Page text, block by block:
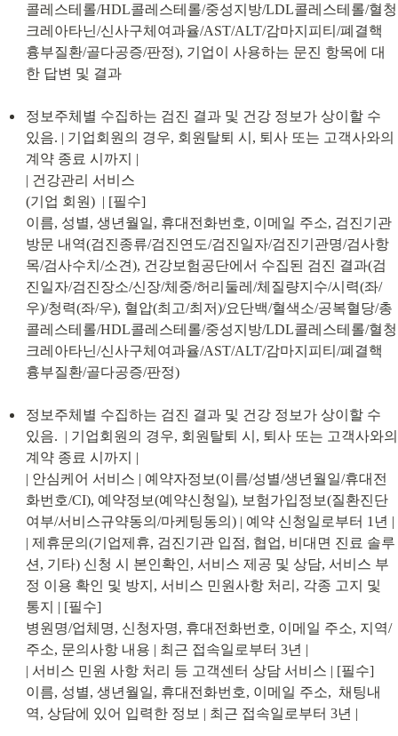
콜레스테롤/HDL콜레스테롤/중성지방/LDL콜레스테롤/혈청
크레아타닌/신사구체여과율/AST/ALT/감마지피티/폐결핵
흉부질환/골다공증/판정), 기업이 사용하는 문진 항목에 대
한 답변 및 결과
정보주체별 수집하는 검진 결과 및 건강 정보가 상이할 수
있음. | 기업회원의 경우, 회원탈퇴 시, 퇴사 또는 고객사와의
계약 종료 시까지 |
| 건강관리 서비스
(기업 회원)  | [필수]
이름, 성별, 생년월일, 휴대전화번호, 이메일 주소, 검진기관
방문 내역(검진종류/검진연도/검진일자/검진기관명/검사항
목/검사수치/소견), 건강보험공단에서 수집된 검진 결과(검
진일자/검진장소/신장/체중/허리둘레/체질량지수/시력(좌/
우)/청력(좌/우), 혈압(최고/최저)/요단백/혈색소/공복혈당/총
콜레스테롤/HDL콜레스테롤/중성지방/LDL콜레스테롤/혈청
크레아타닌/신사구체여과율/AST/ALT/감마지피티/폐결핵
흉부질환/골다공증/판정)
정보주체별 수집하는 검진 결과 및 건강 정보가 상이할 수
있음.  | 기업회원의 경우, 회원탈퇴 시, 퇴사 또는 고객사와의
계약 종료 시까지 |
| 안심케어 서비스 | 예약자정보(이름/성별/생년월일/휴대전
화번호/CI), 예약정보(예약신청일), 보험가입정보(질환진단
여부/서비스규약동의/마케팅동의) | 예약 신청일로부터 1년 |
| 제휴문의(기업제휴, 검진기관 입점, 협업, 비대면 진료 솔루
션, 기타) 신청 시 본인확인, 서비스 제공 및 상담, 서비스 부
정 이용 확인 및 방지, 서비스 민원사항 처리, 각종 고지 및
통지 | [필수]
병원명/업체명, 신청자명, 휴대전화번호, 이메일 주소, 지역/
주소, 문의사항 내용 | 최근 접속일로부터 3년 |
| 서비스 민원 사항 처리 등 고객센터 상담 서비스 | [필수]
이름, 성별, 생년월일, 휴대전화번호, 이메일 주소,  채팅내
역, 상담에 있어 입력한 정보 | 최근 접속일로부터 3년 |